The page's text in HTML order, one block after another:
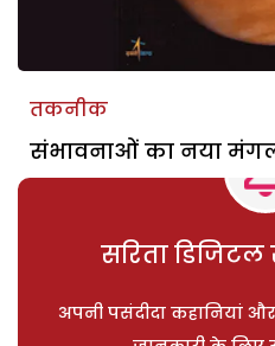
तकनीक
संभावनाओं का नया
सरिता
अपनी पसंदीदा कहानियां